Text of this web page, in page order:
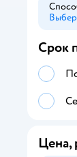
Срок
Цена,